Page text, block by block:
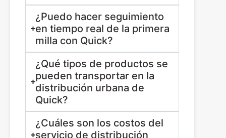
¿Puedo hacer seguimiento
en tiempo real de la primera
milla con Quick?
¿Qué tipos de productos se
pueden transportar en la
distribución urbana de
Quick?
¿Cuáles son los costos del
servicio de distribución